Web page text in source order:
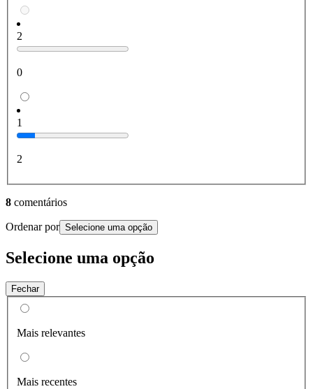
2
0
1
2
8 comentários
Ordenar por Selecione uma opção
Selecione uma opção
Fechar
Mais relevantes
Mais recentes